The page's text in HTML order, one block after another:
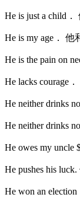
He is just a child．
He is my age． 他
He is the pain on
He lacks courage
He neither drinks
He neither drinks
He owes my uncle
He pushes his
He won an